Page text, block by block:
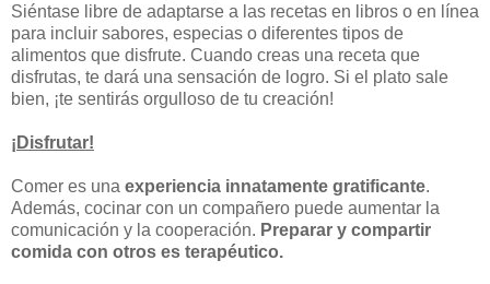
Siéntase libre de adaptarse a las recetas en libros o en línea
para incluir sabores, especias o diferentes tipos de
alimentos que disfrute. Cuando creas una receta que
disfrutas, te dará una sensación de logro. Si el plato sale
bien, ¡te sentirás orgulloso de tu creación!
¡Disfrutar!
Comer es una experiencia innatamente gratificante.
Además, cocinar con un compañero puede aumentar la
comunicación y la cooperación. Preparar y compartir
comida con otros es terapéutico.